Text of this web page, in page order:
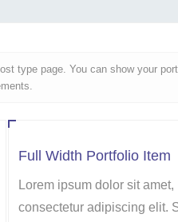
type page. You can show your
Full Width Portfolio Item
Lorem ipsum dolor sit amet,
consectetur adipiscing elit.